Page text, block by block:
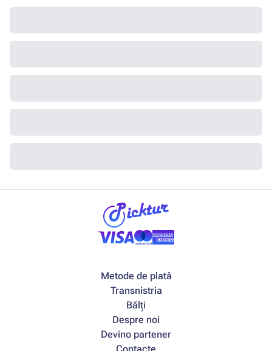
Metode de platâ
Transnistria
Bălți
Despre noi
Devino partener